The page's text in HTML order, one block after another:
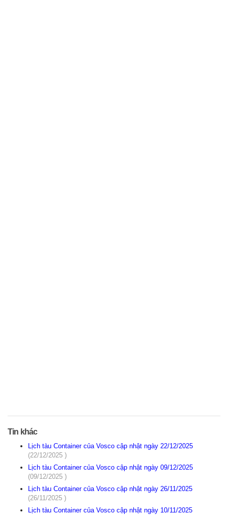
Tin khác
Lịch tàu Container của Vosco cập nhật ngày 22/12/2025
(22/12/2025 )
Lịch tàu Container của Vosco cập nhật ngày 09/12/2025
(09/12/2025 )
Lịch tàu Container của Vosco cập nhật ngày 26/11/2025
(26/11/2025 )
Lịch tàu Container của Vosco cập nhật ngày 10/11/2025